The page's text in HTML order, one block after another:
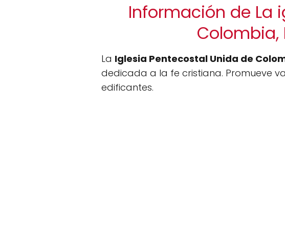
Información de La
Colombia,
La Iglesia Pentecostal Unida de
dedicada a la fe cristiana. Promueve
edificantes.